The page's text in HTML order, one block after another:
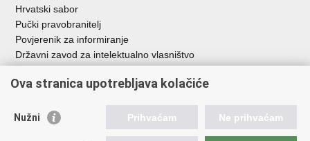
Hrvatski sabor
Pučki pravobranitelj
Povjerenik za informiranje
Državni zavod za intelektualno vlasništvo
HAKOM
Ostale poveznice
Ova stranica upotrebljava kolačiće
Nužni Prihvaćam Ne prihvaćam